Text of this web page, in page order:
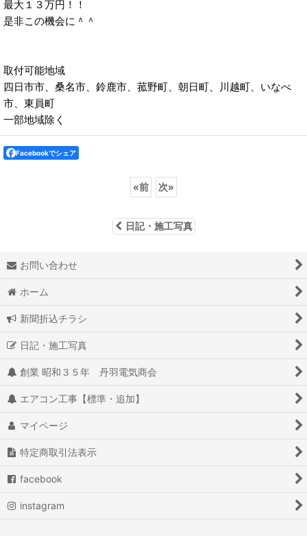
最大１３万円！！
是非この機会に＾＾
取付可能地域
四日市市、桑名市、鈴鹿市、菰野町、朝日町、川越町、いなべ
市、東員町
一部地域除く
Facebookでシェア
«前 次»
日記・施工写真
お問い合わせ
ホーム
新聞折込チラシ
日記・施工写真
創業 昭和３５年 丹羽電気商会
エアコン工事【標準・追加】
マイページ
特定商取引法表示
facebook
instagram